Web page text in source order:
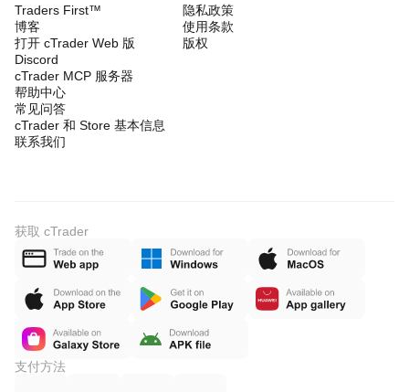
Traders First™
博客
打开 cTrader Web 版
Discord
cTrader MCP 服务器
帮助中心
常见问答
cTrader 和 Store 基本信息
联系我们
隐私政策
使用条款
版权
获取 cTrader
支付方法